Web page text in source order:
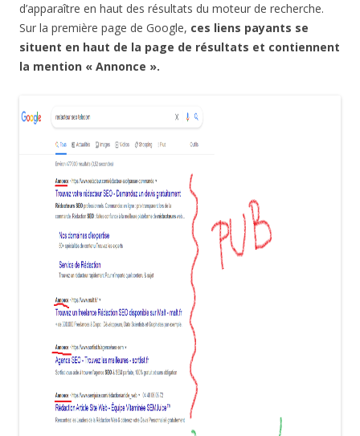
d’apparaître en haut des résultats du moteur de recherche.
Sur la première page de Google, ces liens payants se
situent en haut de la page de résultats et contiennent
la mention « Annonce ».